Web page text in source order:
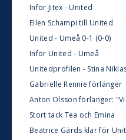
Inför Jitex - United
Ellen Schampi till United
United - Umeå 0-1 (0-0)
Inför United - Umeå
Unitedprofilen - Stina
Gabrielle Rennie förlänger
Anton Olsson förlänger:
Stort tack Tea och Emina
Beatrice Gärds klar för